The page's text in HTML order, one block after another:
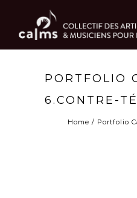
PORTFOLIO
6.CONTRE-
Home / Portfolio